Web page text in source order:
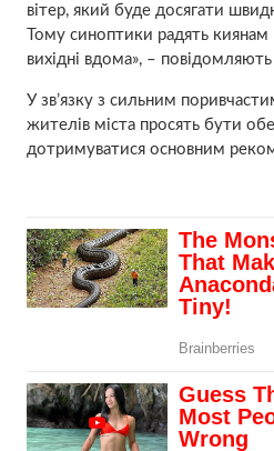
вітер, який буде досягати
Тому синоптики радять киянам
вихідні вдома», – повідомляють
У зв’язку з сильним
жителів міста просять бути
дотримуватися основним